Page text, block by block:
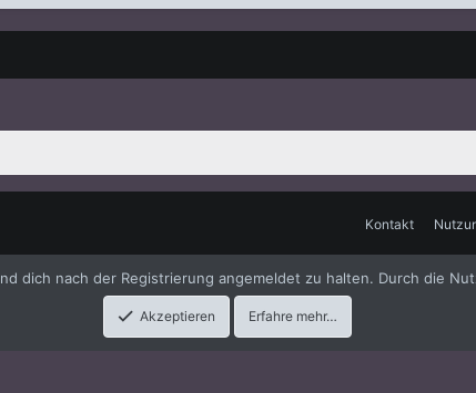
Kontakt
dich nach der Registrierung angemeldet zu halten. Durch die
Akzeptieren Erfahre mehr…